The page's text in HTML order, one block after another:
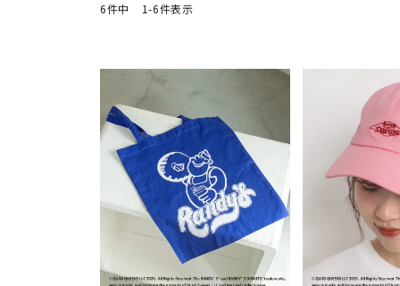
6件中 1-6件表示